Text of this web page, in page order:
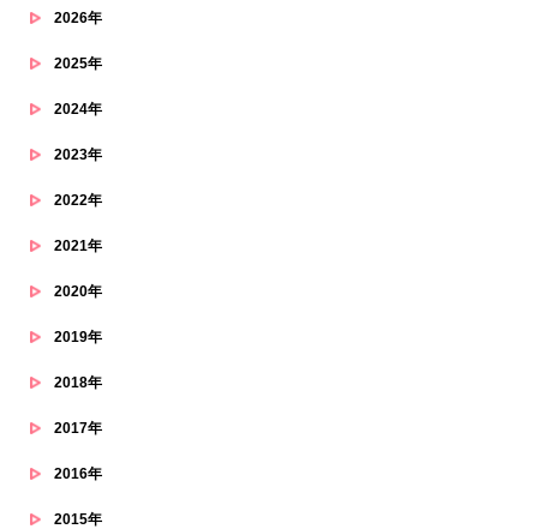
2026年
2025年
2024年
2023年
2022年
2021年
2020年
2019年
2018年
2017年
2016年
2015年